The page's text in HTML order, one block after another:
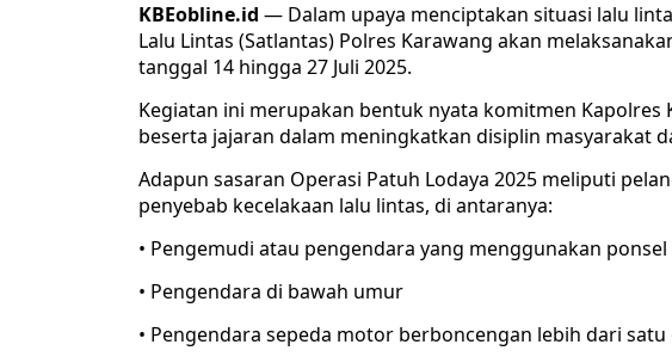
KBEobline.id — Dalam upaya menciptakan situasi lalu
Lalu Lintas (Satlantas) Polres Karawang akan
tanggal 14 hingga 27 Juli 2025.
Kegiatan ini merupakan bentuk nyata komitmen Kapolres
beserta jajaran dalam meningkatkan disiplin masyarakat
Adapun sasaran Operasi Patuh Lodaya 2025 meliputi
penyebab kecelakaan lalu lintas, di antaranya:
• Pengemudi atau pengendara yang menggunakan
• Pengendara di bawah umur
• Pengendara sepeda motor berboncengan lebih dari